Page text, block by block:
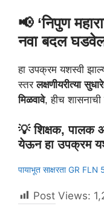
📢 ‘निपुण
नवा बदल
हा उपक्रम यशस्वी
स्तरलक्षणीयरीत्या
मिळवावे, हीच शासनाची
💡 शिक्षक, पालक
येऊन हा उपक्रम
पायाभूत साक्षरता GR FLN
Post Views: